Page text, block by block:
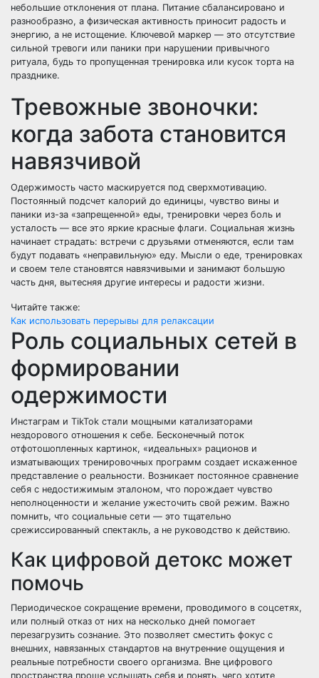
небольшие отклонения от плана. Питание сбалансировано и
разнообразно, а физическая активность приносит радость и
энергию, а не истощение. Ключевой маркер — это отсутствие
сильной тревоги или паники при нарушении привычного
ритуала, будь то пропущенная тренировка или кусок торта на
празднике.
Тревожные звоночки:
когда забота становится
навязчивой
Одержимость часто маскируется под сверхмотивацию.
Постоянный подсчет калорий до единицы, чувство вины и
паники из-за «запрещенной» еды, тренировки через боль и
усталость — все это яркие красные флаги. Социальная жизнь
начинает страдать: встречи с друзьями отменяются, если там
будут подавать «неправильную» еду. Мысли о еде, тренировках
и своем теле становятся навязчивыми и занимают большую
часть дня, вытесняя другие интересы и радости жизни.
Читайте также:
Как использовать перерывы для релаксации
Роль социальных сетей в
формировании
одержимости
Инстаграм и TikTok стали мощными катализаторами
нездорового отношения к себе. Бесконечный поток
отфотошопленных картинок, «идеальных» рационов и
изматывающих тренировочных программ создает искаженное
представление о реальности. Возникает постоянное сравнение
себя с недостижимым эталоном, что порождает чувство
неполноценности и желание ужесточить свой режим. Важно
помнить, что социальные сети — это тщательно
срежиссированный спектакль, а не руководство к действию.
Как цифровой детокс может
помочь
Периодическое сокращение времени, проводимого в соцсетях,
или полный отказ от них на несколько дней помогает
перезагрузить сознание. Это позволяет сместить фокус с
внешних, навязанных стандартов на внутренние ощущения и
реальные потребности своего организма. Вне цифрового
пространства проще услышать себя и понять, чего хотите